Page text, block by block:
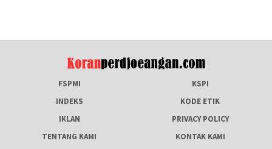
FSPMI
KSPI
INDEKS
KODE ETIK
IKLAN
PRIVACY POLICY
TENTANG KAMI
KONTAK KAMI